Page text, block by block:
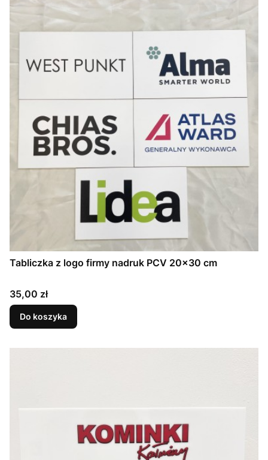
Tabliczka z logo firmy nadruk PCV 20x30 cm
Cena
35,00 zł
Do koszyka